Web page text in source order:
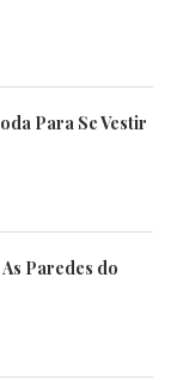
Para Se Vestir
Paredes do